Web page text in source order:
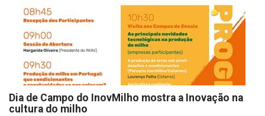
Dia de Campo do InovMilho mostra a Inovação na
cultura do milho